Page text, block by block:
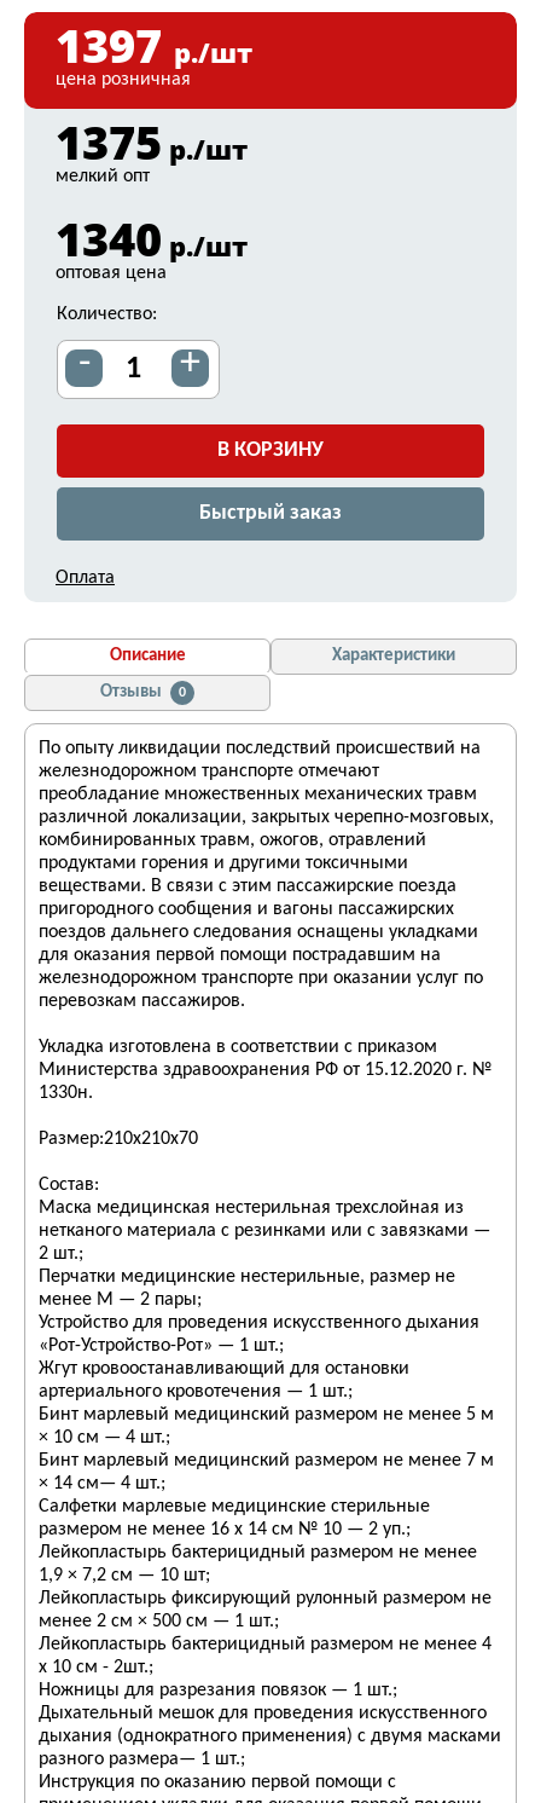
1397 р./шт
цена розничная
1375 р./шт
мелкий опт
1340 р./шт
оптовая цена
Количество:
- +
В КОРЗИНУ
Быстрый заказ
Оплата
Описание
Характеристики
Отзывы
0
По опыту ликвидации последствий происшествий на
железнодорожном транспорте отмечают
преобладание множественных механических травм
различной локализации, закрытых черепно-мозговых,
комбинированных травм, ожогов, отравлений
продуктами горения и другими токсичными
веществами. В связи с этим пассажирские поезда
пригородного сообщения и вагоны пассажирских
поездов дальнего следования оснащены укладками
для оказания первой помощи пострадавшим на
железнодорожном транспорте при оказании услуг по
перевозкам пассажиров.
Укладка изготовлена в соответствии с приказом
Министерства здравоохранения РФ от 15.12.2020 г. №
1330н.
Размер:210х210х70
Состав:
Маска медицинская нестерильная трехслойная из
нетканого материала с резинками или с завязками —
2 шт.;
Перчатки медицинские нестерильные, размер не
менее M — 2 пары;
Устройство для проведения искусственного дыхания
«Рот-Устройство-Рот» — 1 шт.;
Жгут кровоостанавливающий для остановки
артериального кровотечения — 1 шт.;
Бинт марлевый медицинский размером не менее 5 м
× 10 см — 4 шт.;
Бинт марлевый медицинский размером не менее 7 м
× 14 см— 4 шт.;
Салфетки марлевые медицинские стерильные
размером не менее 16 х 14 см № 10 — 2 уп.;
Лейкопластырь бактерицидный размером не менее
1,9 × 7,2 см — 10 шт;
Лейкопластырь фиксирующий рулонный размером не
менее 2 см × 500 см — 1 шт.;
Лейкопластырь бактерицидный размером не менее 4
х 10 см - 2шт.;
Ножницы для разрезания повязок — 1 шт.;
Дыхательный мешок для проведения искусственного
дыхания (однократного применения) с двумя масками
разного размера— 1 шт.;
Инструкция по оказанию первой помощи с